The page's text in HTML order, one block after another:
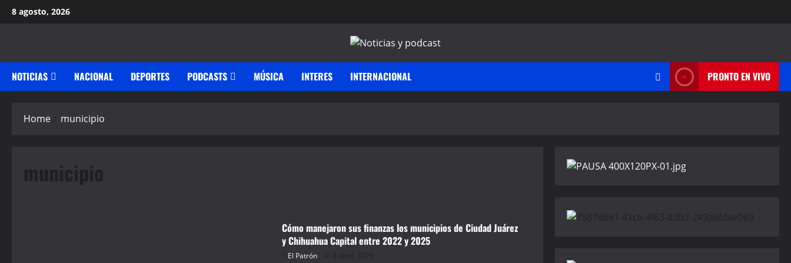
Skip
to
8 agosto, 2026
NOTICIAS NACIONAL DEPORTES PODCASTS MÚSICA INTERES INTERNACIONAL PRONTO EN VIVO
Home municipio
municipio
Cómo manejaron sus finanzas los municipios de Ciudad Juárez
y Chihuahua Capital entre 2022 y 2025
El Patrón 8 abril, 2026